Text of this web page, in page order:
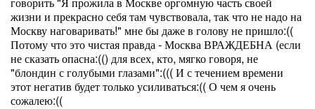
жизни и прекрасно себя там чувствовала, так что не надо на
Москву наговаривать!" мне бы даже в голову не пришло:((
Потому что это чистая правда - Москва ВРАЖДЕБНА (если
не сказать опасна:(() для всех, кто, мягко говоря, не
"блондин с голубыми глазами":((( И с течением времени
этот негатив будет только усиливаться:(( О чем я очень
сожалею:((